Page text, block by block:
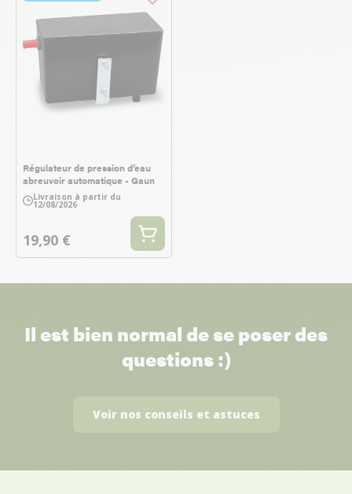
Régulateur de pression d’eau
abreuvoir automatique - Gaun
Livraison à partir du
12/08/2026
19,90 €
Il est bien normal de se poser des
questions :)
Voir nos conseils et astuces